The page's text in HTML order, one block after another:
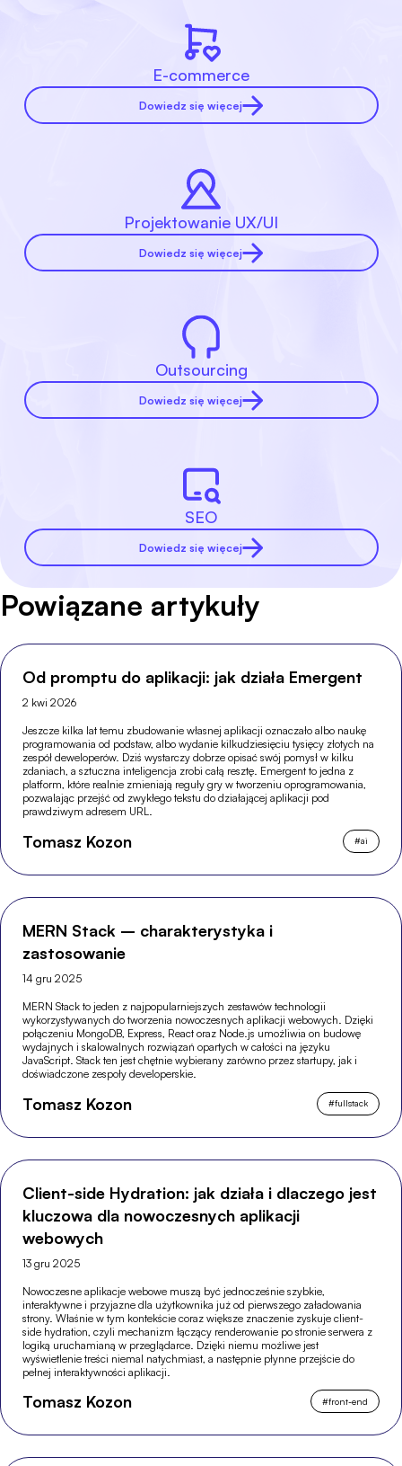
E-commerce
Dowiedz się więcej
Projektowanie UX/UI
Dowiedz się więcej
Outsourcing
Dowiedz się więcej
SEO
Dowiedz się więcej
Powiązane artykuły
Od promptu do aplikacji: jak działa Emergent
2 kwi 2026
Jeszcze kilka lat temu zbudowanie własnej aplikacji oznaczało albo naukę
programowania od podstaw, albo wydanie kilkudziesięciu tysięcy złotych na
zespół deweloperów. Dziś wystarczy dobrze opisać swój pomysł w kilku
zdaniach, a sztuczna inteligencja zrobi całą resztę. Emergent to jedna z
platform, które realnie zmieniają reguły gry w tworzeniu oprogramowania,
pozwalając przejść od zwykłego tekstu do działającej aplikacji pod
prawdziwym adresem URL.
Tomasz Kozon #ai
MERN Stack – charakterystyka i
zastosowanie
14 gru 2025
MERN Stack to jeden z najpopularniejszych zestawów technologii
wykorzystywanych do tworzenia nowoczesnych aplikacji webowych. Dzięki
połączeniu MongoDB, Express, React oraz Node.js umożliwia on budowę
wydajnych i skalowalnych rozwiązań opartych w całości na języku
JavaScript. Stack ten jest chętnie wybierany zarówno przez startupy, jak i
doświadczone zespoły developerskie.
Tomasz Kozon #fullstack
Client-side Hydration: jak działa i dlaczego jest
kluczowa dla nowoczesnych aplikacji
webowych
13 gru 2025
Nowoczesne aplikacje webowe muszą być jednocześnie szybkie,
interaktywne i przyjazne dla użytkownika już od pierwszego załadowania
strony. Właśnie w tym kontekście coraz większe znaczenie zyskuje client-
side hydration, czyli mechanizm łączący renderowanie po stronie serwera z
logiką uruchamianą w przeglądarce. Dzięki niemu możliwe jest
wyświetlenie treści niemal natychmiast, a następnie płynne przejście do
pełnej interaktywności aplikacji.
Tomasz Kozon #front-end